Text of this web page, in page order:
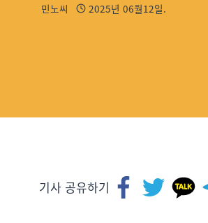
민노씨 2025년 06월12일.
기사 공유하기